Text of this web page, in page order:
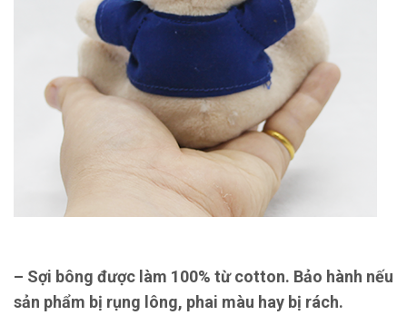
– Sợi bông được làm 100% từ cotton. Bảo hành nếu
sản phẩm bị rụng lông, phai màu hay bị rách.